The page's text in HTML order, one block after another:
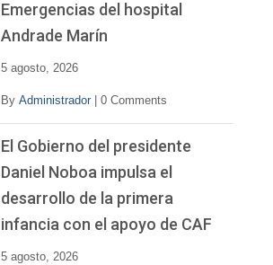
Emergencias del hospital
Andrade Marín
5 agosto, 2026
By Administrador 0 Comments
El Gobierno del presidente
Daniel Noboa impulsa el
desarrollo de la primera
infancia con el apoyo de CAF
5 agosto, 2026